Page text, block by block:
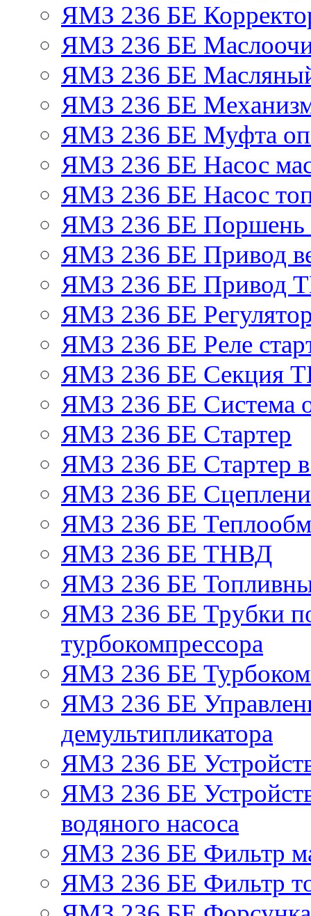
ЯМЗ 236 БЕ
ЯМЗ 236 БЕ
ЯМЗ 236 БЕ Масляный
ЯМЗ 236 БЕ Механизм
ЯМЗ 236 БЕ Муфта
ЯМЗ 236 БЕ Насос
ЯМЗ 236 БЕ Насос
ЯМЗ 236 БЕ Поршень
ЯМЗ 236 БЕ Привод
ЯМЗ 236 БЕ Привод
ЯМЗ 236 БЕ
ЯМЗ 236 БЕ Реле
ЯМЗ 236 БЕ Секция
ЯМЗ 236 БЕ Система
ЯМЗ 236 БЕ Стартер
ЯМЗ 236 БЕ Стартер в
ЯМЗ 236 БЕ
ЯМЗ 236 БЕ
ЯМЗ 236 БЕ ТНВД
ЯМЗ 236 БЕ
ЯМЗ 236 БЕ Трубки
турбокомпрессора
ЯМЗ 236 БЕ
ЯМЗ 236 БЕ
демультипликатора
ЯМЗ 236 БЕ
ЯМЗ 236 БЕ
водяного насоса
ЯМЗ 236 БЕ Фильтр
ЯМЗ 236 БЕ Фильтр